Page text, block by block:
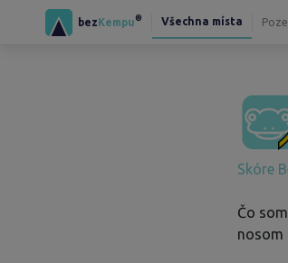
bezKempu® Všechna místa
Skóre
Čo
nosom